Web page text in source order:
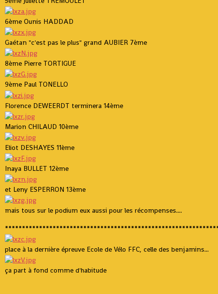
6ème Ounis HADDAD
Gaétan "c'est pas le plus" grand AUBIER 7ème
8ème Pierre TORTIGUE
9ème Paul TONELLO
Florence DEWEERDT terminera 14ème
Marion CHILAUD 10ème
Eliot DESHAYES 11ème
Inaya BULLET 12ème
et Leny ESPERRON 13ème
mais tous sur le podium eux aussi pour les récompenses....
place à la dernière épreuve Ecole de Vélo FFC, celle des benjamins...
ça part à fond comme d'habitude